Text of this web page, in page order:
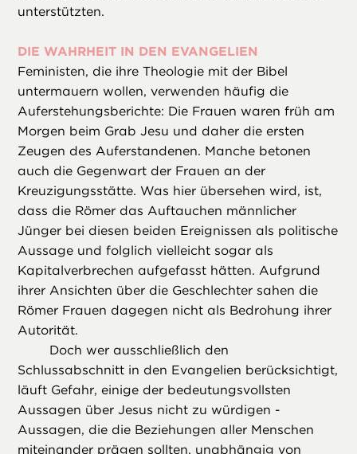
unterstützten.
DIE WAHRHEIT IN DEN EVANGELIEN
Feministen, die ihre Theologie mit der Bibel
untermauern wollen, verwenden häufig die
Auferstehungsberichte: Die Frauen waren früh am
Morgen beim Grab Jesu und daher die ersten
Zeugen des Auferstandenen. Manche betonen
auch die Gegenwart der Frauen an der
Kreuzigungsstätte. Was hier übersehen wird, ist,
dass die Römer das Auftauchen männlicher
Jünger bei diesen beiden Ereignissen als politische
Aussage und folglich vielleicht sogar als
Kapitalverbrechen aufgefasst hätten. Aufgrund
ihrer Ansichten über die Geschlechter sahen die
Römer Frauen dagegen nicht als Bedrohung ihrer
Autorität.
Doch wer ausschließlich den
Schlussabschnitt in den Evangelien berücksichtigt,
läuft Gefahr, einige der bedeutungsvollsten
Aussagen über Jesus nicht zu würdigen -
Aussagen, die die Beziehungen aller Menschen
miteinander prägen sollten, unabhängig von